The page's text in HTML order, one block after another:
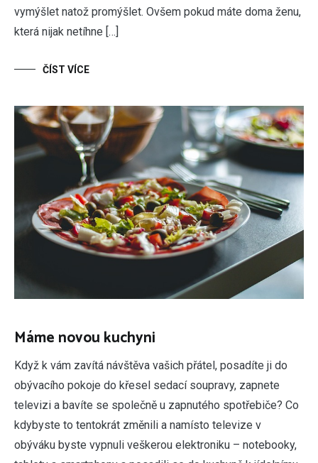
vymýšlet natož promýšlet. Ovšem pokud máte doma ženu,
která nijak netíhne […]
ČÍST VÍCE
Máme novou kuchyni
Když k vám zavítá návštěva vašich přátel, posadíte ji do
obývacího pokoje do křesel sedací soupravy, zapnete
televizi a bavíte se společně u zapnutého spotřebiče? Co
kdybyste to tentokrát změnili a namísto televize v
obýváku byste vypnuli veškerou elektroniku – notebooky,